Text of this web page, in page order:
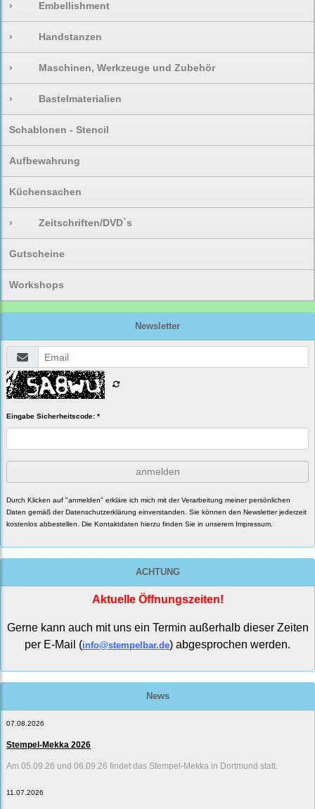
› Embellishment
› Handstanzen
› Maschinen, Werkzeuge und Zubehör
› Bastelmaterialien
Schablonen - Stencil
Aufbewahrung
Küchensachen
› Zeitschriften/DVD`s
Gutscheine
Workshops
Newsletter
Eingabe Sicherheitscode: *
anmelden
Durch Klicken auf "anmelden" erkläre ich mich mit der Verarbeitung meiner persönlichen
Daten gemäß derDatenschutzerklärung einverstanden. Sie können den Newsletter jederzeit
kostenlos abbestellen. Die Kontaktdaten hierzu finden Sie in unserem Impressum.
ACHTUNG
Aktuelle Öffnungszeiten!
Gerne kann auch mit uns ein Termin außerhalb dieser Zeiten
per E-Mail (info@stempelbar.de) abgesprochen werden.
News
07.08.2026
Stempel-Mekka 2026
Am 05.09.26 und 06.09.26 findet das Stempel-Mekka in Dortmund statt.
11.07.2026